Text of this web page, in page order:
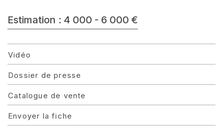
Estimation : 4 000 - 6 000 €
Vidéo
Dossier de presse
Catalogue de vente
Envoyer la fiche